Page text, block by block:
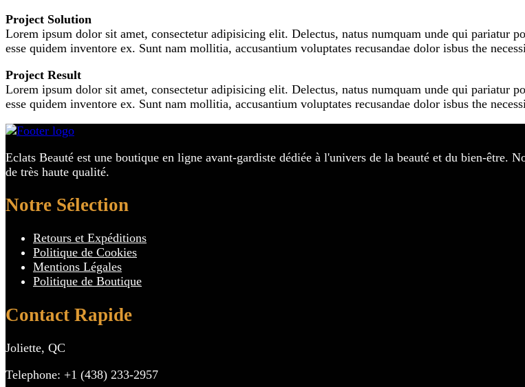
Project Solution
Lorem ipsum dolor sit amet, consectetur adipisicing elit. Delectus, natus numquam unde qui pariatur
esse quidem inventore ex. Sunt nam mollitia, accusantium voluptates recusandae dolor isbus the
Project Result
Lorem ipsum dolor sit amet, consectetur adipisicing elit. Delectus, natus numquam unde qui pariatur
esse quidem inventore ex. Sunt nam mollitia, accusantium voluptates recusandae dolor isbus the
Eclats Beauté est une boutique en ligne avant-gardiste dédiée à l'univers de la beauté et du bien-être.
de très haute qualité.
Notre Sélection
Retours et Expéditions
Politique de Cookies
Mentions Légales
Politique de Boutique
Contact Rapide
Joliette, QC
Telephone: +1 (438) 233-2957